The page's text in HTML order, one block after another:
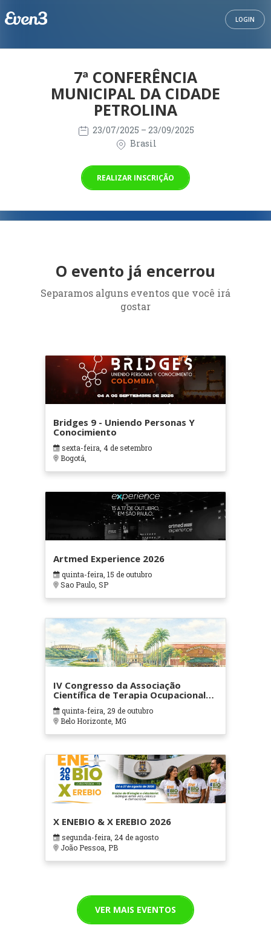
LOGIN
7ª CONFERÊNCIA
MUNICIPAL DA CIDADE
PETROLINA
23/07/2025 – 23/09/2025
Brasil
REALIZAR INSCRIÇÃO
O evento já encerrou
Separamos alguns eventos que você irá
gostar
Bridges 9 - Uniendo Personas Y
Conocimiento
sexta-feira, 4 de setembro
Bogotá,
Artmed Experience 2026
quinta-feira, 15 de outubro
Sao Paulo, SP
IV Congresso da Associação
Científica de Terapia Ocupacional
em Contextos Hospitalares e
Cuidados Paliativos - ATOHOSP
quinta-feira, 29 de outubro
Belo Horizonte, MG
X ENEBIO & X EREBIO 2026
segunda-feira, 24 de agosto
João Pessoa, PB
VER MAIS EVENTOS